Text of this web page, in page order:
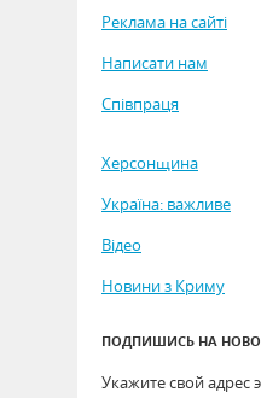
Реклама на сайті
Написати нам
Співпраця
Херсонщина
Україна: важливе
Відео
Новини з Криму
ПОДПИШИСЬ НА
Укажите свой адрес